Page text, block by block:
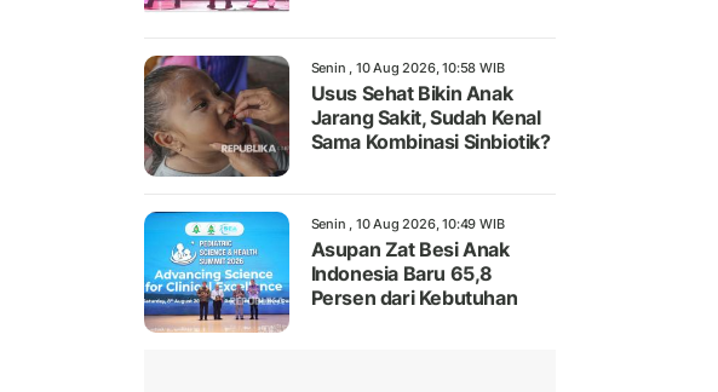
Senin , 10 Aug 2026, 10:58 WIB
Usus Sehat Bikin Anak
Jarang Sakit, Sudah Kenal
Sama Kombinasi Sinbiotik?
Senin , 10 Aug 2026, 10:49 WIB
Asupan Zat Besi Anak
Indonesia Baru 65,8
Persen dari Kebutuhan